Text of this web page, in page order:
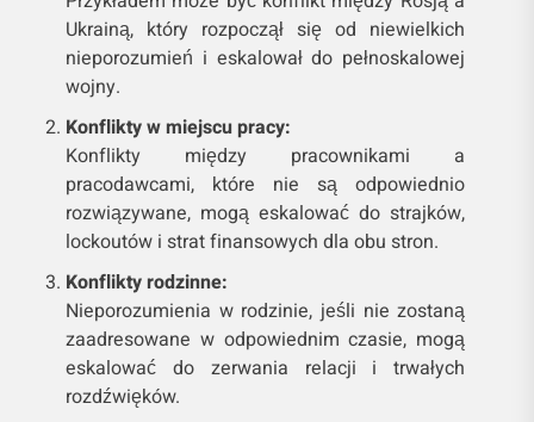
Ukrainą, który rozpoczął się od niewielkich
nieporozumień i eskalował do pełnoskalowej
wojny.
Konflikty w miejscu pracy:
Konflikty między pracownikami a
pracodawcami, które nie są odpowiednio
rozwiązywane, mogą eskalować do strajków,
lockoutów i strat finansowych dla obu stron.
Konflikty rodzinne:
Nieporozumienia w rodzinie, jeśli nie zostaną
zaadresowane w odpowiednim czasie, mogą
eskalować do zerwania relacji i trwałych
rozdźwięków.